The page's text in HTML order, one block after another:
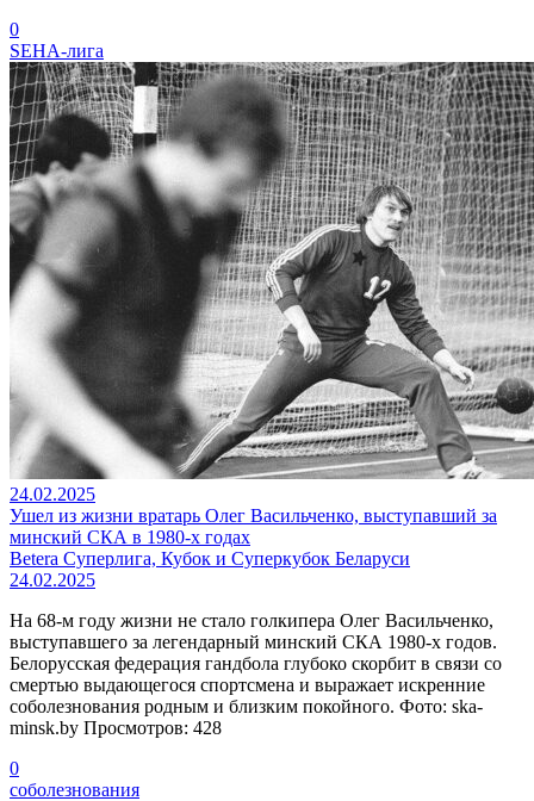
0
SEHA-лига
24.02.2025
Ушел из жизни вратарь Олег Васильченко, выступавший за
минский СКА в 1980-х годах
Betera Суперлига, Кубок и Суперкубок Беларуси
24.02.2025
На 68-м году жизни не стало голкипера Олег Васильченко,
выступавшего за легендарный минский СКА 1980-х годов.
Белорусская федерация гандбола глубоко скорбит в связи со
смертью выдающегося спортсмена и выражает искренние
соболезнования родным и близким покойного. Фото: ska-
minsk.by Просмотров: 428
0
соболезнования